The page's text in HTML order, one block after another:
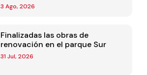
3 Ago, 2026
Finalizadas las obras de
renovación en el parque Sur
31 Jul, 2026